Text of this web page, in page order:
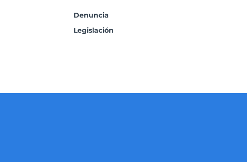
Denuncia
Legislación